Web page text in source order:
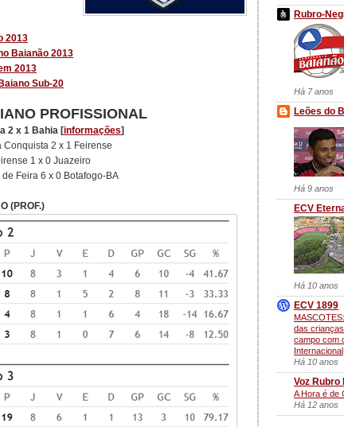
2013
Baianão 2013
2013
Sub-20
PROFISSIONAL
2 x 1 Bahia [informações]
Conquista 2 x 1 Feirense
1 x 0 Juazeiro
Feira 6 x 0 Botafogo-BA
(PROF.)
Rubro-
Há 7 anos
Leões do
Há 9 anos
ECV
Há 10 anos
ECV 1899
das
campo com
Internacional
Há 10 anos
Voz Rubro
A Hora é de
Há 12 anos